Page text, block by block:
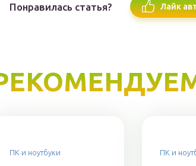
Понравилась статья? Лайк
ПК и ноутбуки ПК и